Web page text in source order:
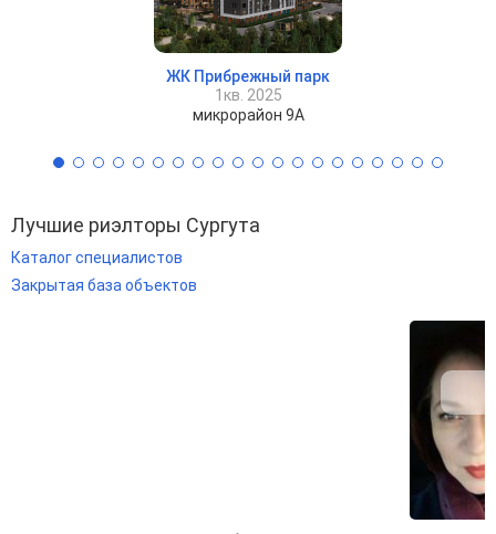
ЖК Прибрежный парк
1кв. 2025
микрорайон 9А
Лучшие риэлторы Сургута
Каталог специалистов
Закрытая база объектов